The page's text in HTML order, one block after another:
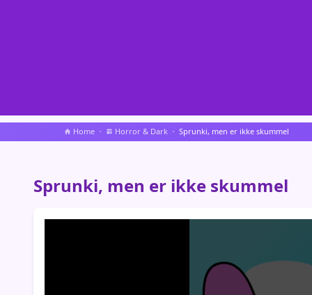
Home Horror & Dark Sprunki, men er ikke skummel
Sprunki, men er ikke skummel